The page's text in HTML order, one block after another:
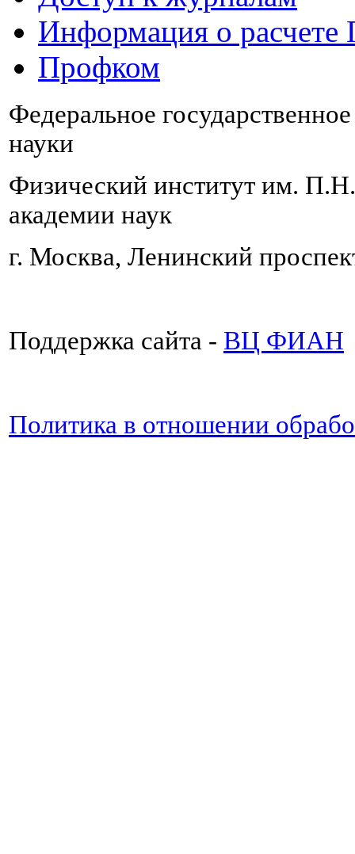
Информация о
Профком
Федеральное
науки
Физический институт им.
академии наук
г. Москва, Ленинский
Поддержка сайта - ВЦ ФИАН
Политика в отношении